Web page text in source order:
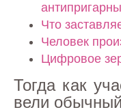
Что
Человек
Цифровое
Тогда как
вели